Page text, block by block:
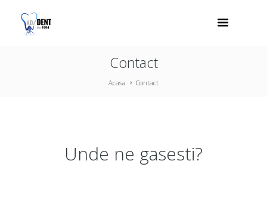
Contact
Acasa Contact
Unde ne gasesti?